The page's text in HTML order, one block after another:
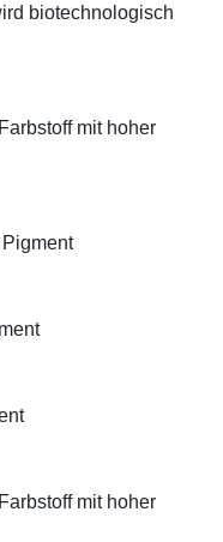
biotechnologisch
mit hoher
mit hoher